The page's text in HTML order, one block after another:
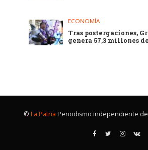
ECONOMÍA
Tras postergaciones,
genera 57,3 millones
© La Patria Periodismo independiente